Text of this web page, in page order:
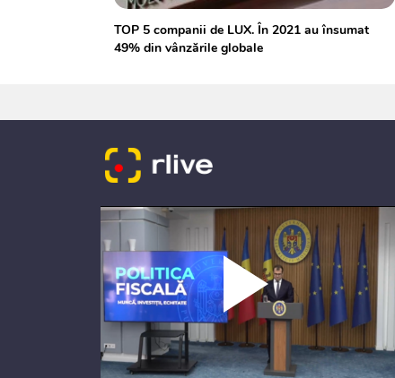
TOP 5 companii de LUX. În 2021 au însumat
49% din vânzările globale